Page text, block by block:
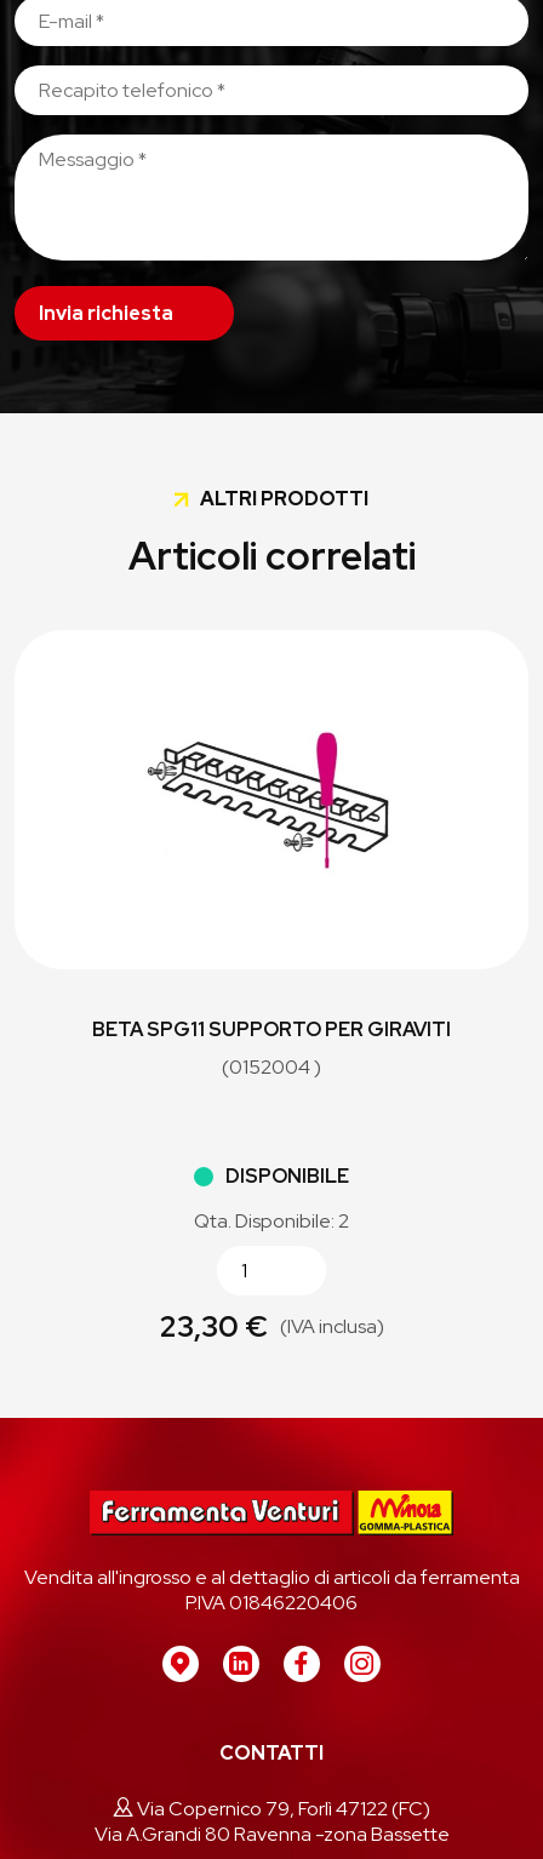
Invia richiesta
ALTRI PRODOTTI
Articoli correlati
BETA SPG11 SUPPORTO PER GIRAVITI
(0152004 )
DISPONIBILE
Qta. Disponibile: 2
23,30 € (IVA inclusa)
Vendita all'ingrosso e al dettaglio di articoli da ferramenta
P.IVA 01846220406
CONTATTI
Via Copernico 79, Forlì 47122 (FC)
Via A.Grandi 80 Ravenna -zona Bassette